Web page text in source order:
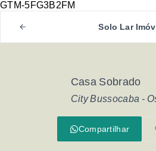
GTM-5FG3B2FM
Solo Lar
Casa Sobrado
City Bussocaba -
Compartilhar